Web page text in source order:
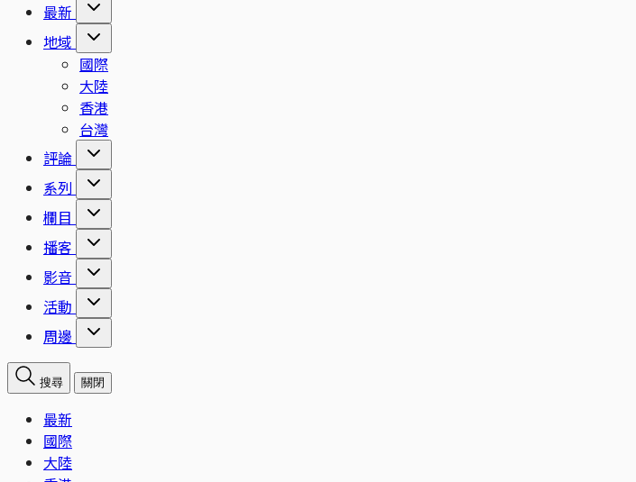
最新
地域
國際
大陸
香港
台灣
評論
系列
欄目
播客
影音
活動
周邊
搜尋 關閉
最新
國際
大陸